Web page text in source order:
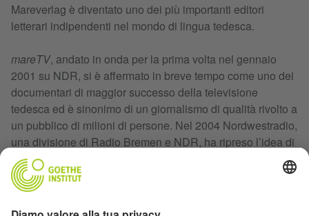
Mareverlag è diventato uno dei più importanti editori
letterari indipendenti nel mondo di lingua tedesca.
mareTV, andato in onda per la prima volta nel gennaio
2001 su NDR, si è affermato in breve tempo come uno dei
documentari di maggior successo della televisione
tedesca ed è sinonimo di un giornalismo di qualità rivolto a
un pubblico di milioni di persone. Nel 2004 Nordwestradio,
una divisione di Radio Bremen e NDR, ha ripreso l’idea di
maree ha sviluppato un format radiofonico che nei
contenuti è ispirato alla rivista ma rimane indipendente.
Inoltre, mare è partner di maribus GmbH, che nel 2010 ha